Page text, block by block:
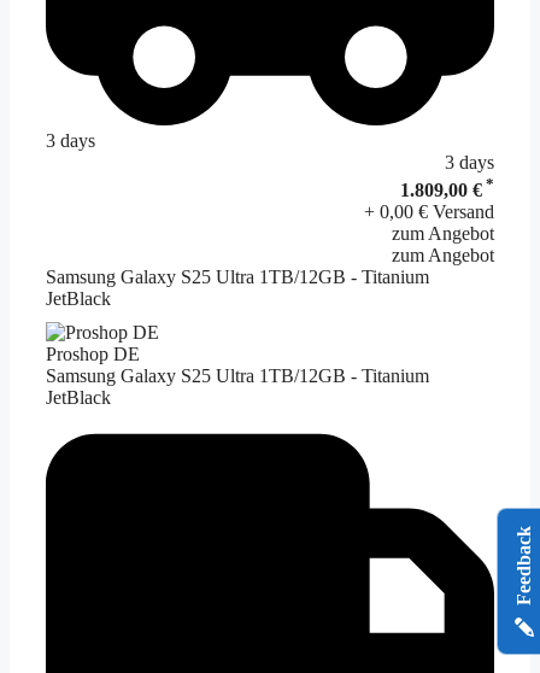
3 days
3 days
1.809,00 € *
+ 0,00 € Versand
zum Angebot
zum Angebot
Samsung Galaxy S25 Ultra 1TB/12GB - Titanium
JetBlack
Proshop DE
Samsung Galaxy S25 Ultra 1TB/12GB - Titanium
JetBlack
Feedback